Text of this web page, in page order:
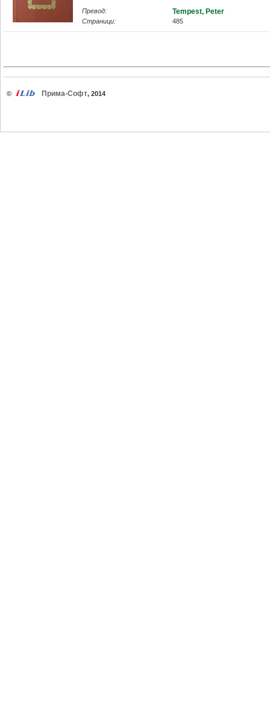
Превод: Tempest, Peter
Страници: 485
© Прима-Софт, 2014